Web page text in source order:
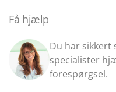
Få hjælp
Du har sikkert
specialister
forespørgsel.